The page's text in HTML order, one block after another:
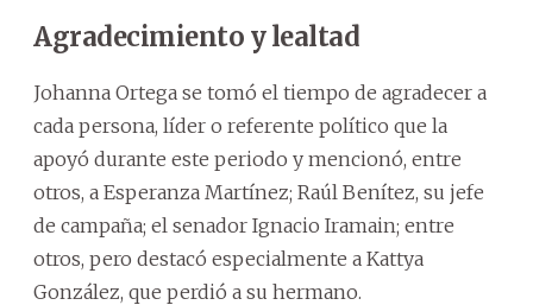
Agradecimiento y lealtad
Johanna Ortega se tomó el tiempo de agradecer a
cada persona, líder o referente político que la
apoyó durante este periodo y mencionó, entre
otros, a Esperanza Martínez; Raúl Benítez, su jefe
de campaña; el senador Ignacio Iramain; entre
otros, pero destacó especialmente a Kattya
González, que perdió a su hermano.